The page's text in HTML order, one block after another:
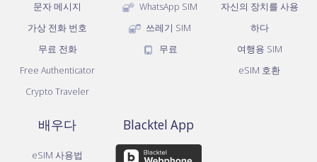
문자 메시지
가상 전화 번호
무료 전화
Free Authenticator
Crypto Traveler
WhatsApp SIM
쓰레기 SIM
무료
자신의 장치를 사용
하다
여행용 SIM
eSIM 호환
배우다
eSIM 사용법
Blacktel App